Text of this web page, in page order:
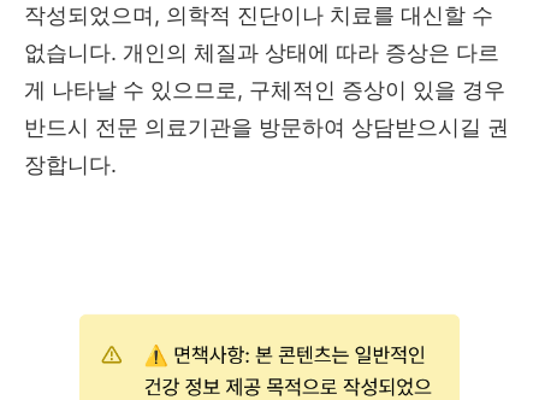
작성되었으며, 의학적 진단이나 치료를 대신할 수
없습니다. 개인의 체질과 상태에 따라 증상은 다르
게 나타날 수 있으므로, 구체적인 증상이 있을 경우
반드시 전문 의료기관을 방문하여 상담받으시길 권
장합니다.